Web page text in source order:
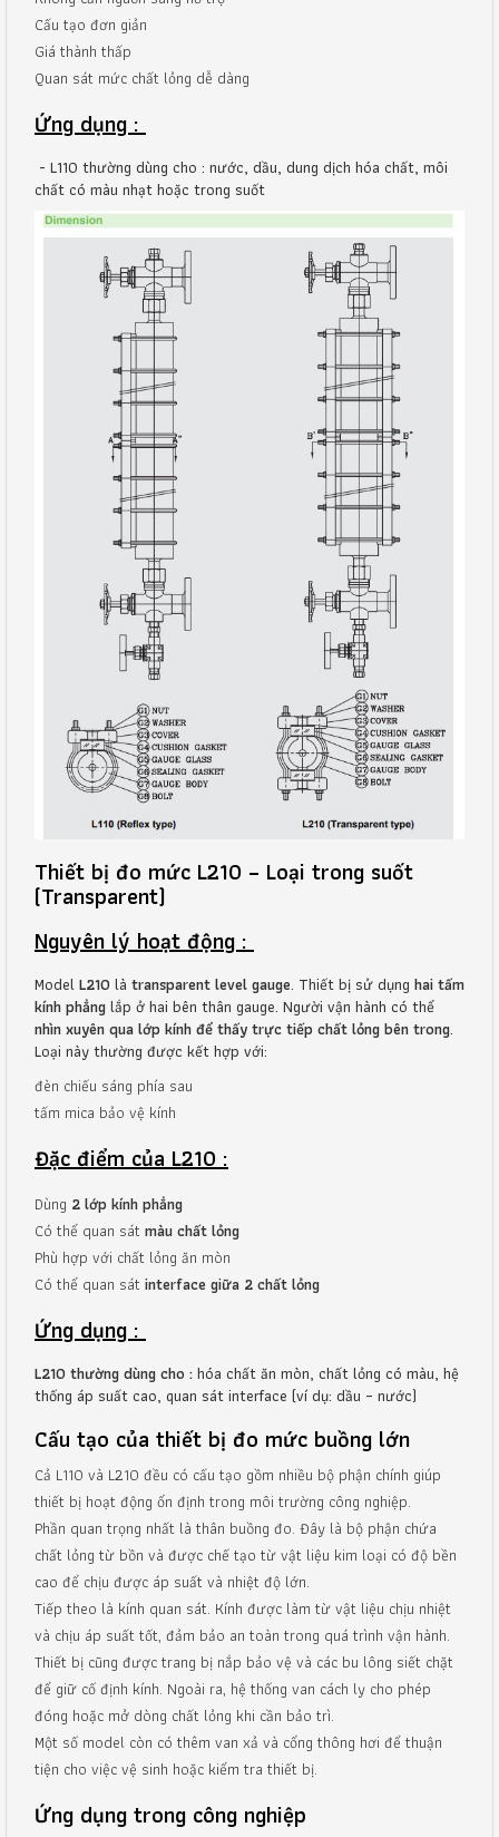
Cấu tạo đơn giản
Giá thành thấp
Quan sát mức chất lỏng dễ dàng
Ứng dụng :
- L110 thường dùng cho : nước, dầu, dung dịch hóa chất, môi
chất có màu nhạt hoặc trong suốt
Thiết bị đo mức L210 – Loại trong suốt
(Transparent)
Nguyên lý hoạt động :
ModelL210là transparent level gauge. Thiết bị sử dụng hai tấm
kính phẳnglắp ở hai bên thân gauge. Người vận hành có thể
nhìn xuyên qua lớp kính để thấy trực tiếp chất lỏng bên trong.
Loại này thường được kết hợp với:
đèn chiếu sáng phía sau
tấm mica bảo vệ kính
Đặc điểm của L210 :
Dùng 2 lớp kính phẳng
Có thể quan sát màu chất lỏng
Phù hợp với chất lỏng ăn mòn
Có thể quan sát interface giữa 2 chất lỏng
Ứng dụng :
L210 thường dùng cho :hóa chất ăn mòn, chất lỏng có màu, hệ
thống áp suất cao, quan sát interface (ví dụ: dầu – nước)
Cấu tạo của thiết bị đo mức buồng lớn
Cả L110 và L210 đều có cấu tạo gồm nhiều bộ phận chính giúp
thiết bị hoạt động ổn định trong môi trường công nghiệp.
Phần quan trọng nhất là thân buồng đo. Đây là bộ phận chứa
chất lỏng từ bồn và được chế tạo từ vật liệu kim loại có độ bền
cao để chịu được áp suất và nhiệt độ lớn.
Tiếp theo là kính quan sát. Kính được làm từ vật liệu chịu nhiệt
và chịu áp suất tốt, đảm bảo an toàn trong quá trình vận hành.
Thiết bị cũng được trang bị nắp bảo vệ và các bu lông siết chặt
để giữ cố định kính. Ngoài ra, hệ thống van cách ly cho phép
đóng hoặc mở dòng chất lỏng khi cần bảo trì.
Một số model còn có thêm van xả và cổng thông hơi để thuận
tiện cho việc vệ sinh hoặc kiểm tra thiết bị.
Ứng dụng trong công nghiệp